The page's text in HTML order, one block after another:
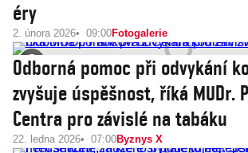
éry
2. února 2026 09:00Fotogalerie
Odborná pomoc při odvykání
zvyšuje úspěšnost, říká MUDr.
Centra pro závislé na tabáku
22. ledna 2026 07:00Byznys X